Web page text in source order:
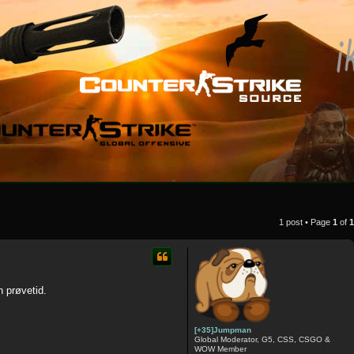
1 post • Page 1 of 1
[+35]Jumpman
Global Moderator, G5, CSS, CSGO &
WOW Member
prøvetid.